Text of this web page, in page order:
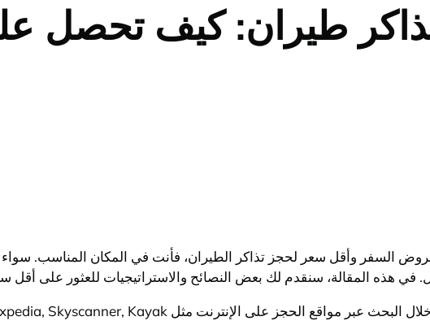
طيران: كيف تحصل
وأقل سعر لحجز تذاكر الطيران، فأنت في المكان المناسب.
في هذه المقالة، سنقدم لك بعض النصائح والاستراتيجيات للعثور على